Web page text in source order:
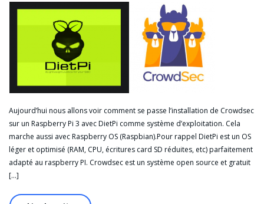
Aujourd’hui nous allons voir comment se passe l’installation de Crowdsec
sur un Raspberry Pi 3 avec DietPi comme système d’exploitation. Cela
marche aussi avec Raspberry OS (Raspbian).Pour rappel DietPi est un OS
léger et optimisé (RAM, CPU, écritures card SD réduites, etc) parfaitement
adapté au raspberry PI. Crowdsec est un système open source et gratuit
[…]